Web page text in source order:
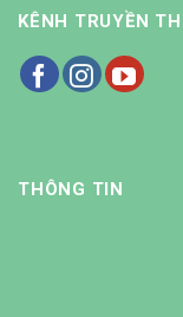
KÊNH TRUYỀN
THÔNG TIN